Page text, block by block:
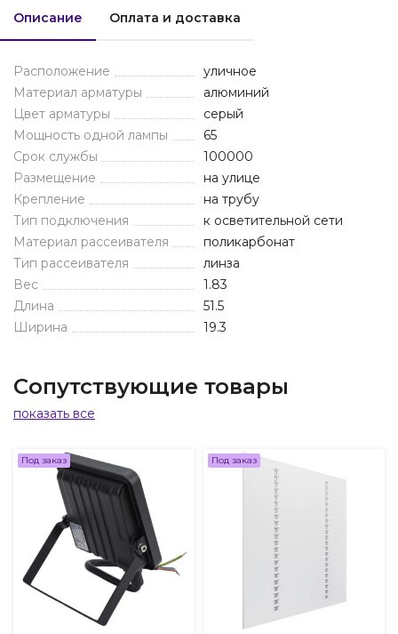
Описание Оплата и доставка
Расположение
уличное
Материал арматуры
алюминий
Цвет арматуры
серый
Мощность одной лампы
65
Срок службы
100000
Размещение
на улице
Крепление
на трубу
Тип подключения
к осветительной сети
Материал рассеивателя
поликарбонат
Тип рассеивателя
линза
Вес
1.83
Длина
51.5
Ширина
19.3
Сопутствующие товары
показать все
Под заказ Под заказ